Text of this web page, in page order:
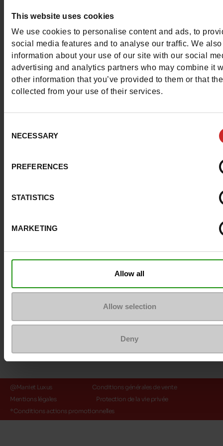
This website uses cookies
We use cookies to personalise content and ads, to
social media features and to analyse our traffic. We
information about your use of our site with our social
advertising and analytics partners who may combine it
other information that you’ve provided to them or that
collected from your use of their services.
Selection
NECESSARY
PREFERENCES
STATISTICS
MARKETING
Allow all
Allow selection
Deny
Contacter le service client
Envoyer un message
Plus d'options de contact
@Maniet Luxus
Conditions générales de vente
Mentions légales
Protection de la vie privée
*Conditions actions promotionnelles